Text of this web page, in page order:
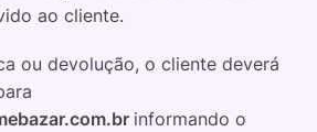
ao cliente.
ou devolução, o cliente deverá
informando o